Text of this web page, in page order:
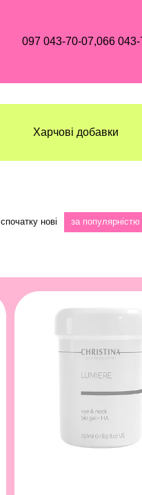
097 043-70-07,066
Харчові добавки
спочатку нові за популярністю